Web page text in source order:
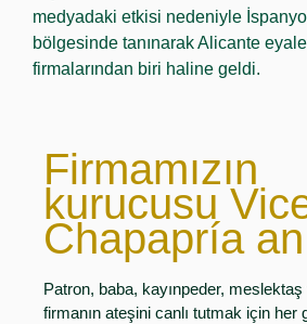
medyadaki etkisi nedeniyle
bölgesinde tanınarak Alicante
firmalarından biri haline geldi.
Firmamızın
kurucusu
Chapapría
Patron, baba, kayınpeder,
firmanın ateşini canlı tutmak için her